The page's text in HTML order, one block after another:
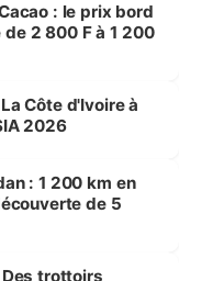
: le prix bord
2 800 F à 1 200
Côte d'Ivoire à
2026
: 1 200 km en
de 5
trottoirs